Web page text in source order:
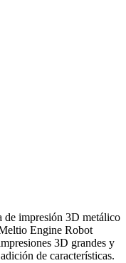
de impresión 3D metálico
Engine Robot
3D grandes y
de características.